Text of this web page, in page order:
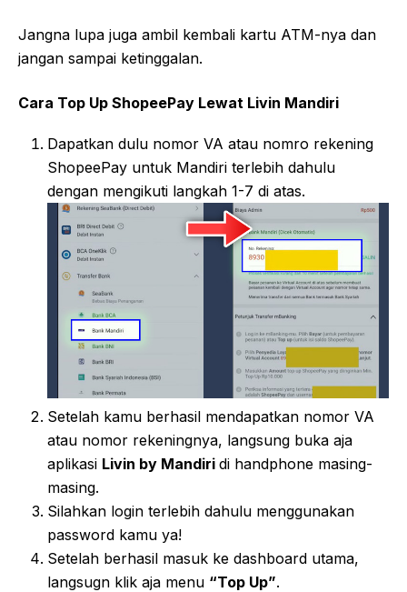
Jangna lupa juga ambil kembali kartu ATM-nya dan
jangan sampai ketinggalan.
Cara Top Up ShopeePay Lewat Livin Mandiri
Dapatkan dulu nomor VA atau nomro rekening
ShopeePay untuk Mandiri terlebih dahulu
dengan mengikuti langkah 1-7 di atas.
Setelah kamu berhasil mendapatkan nomor VA
atau nomor rekeningnya, langsung buka aja
aplikasi Livin by Mandiri di handphone masing-
masing.
Silahkan login terlebih dahulu menggunakan
password kamu ya!
Setelah berhasil masuk ke dashboard utama,
langsugn klik aja menu “Top Up”.